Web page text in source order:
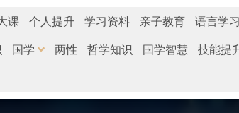
课 个人提升 学习资料 亲子教育 语言学习
国学 两性 哲学知识 国学智慧 技能提